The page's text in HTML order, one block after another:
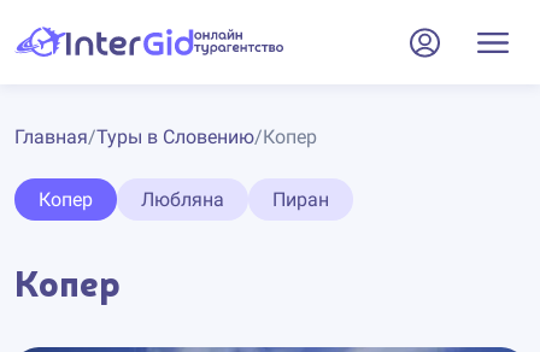
Главная/Туры в Словению/Копер
Копер Любляна Пиран
Копер